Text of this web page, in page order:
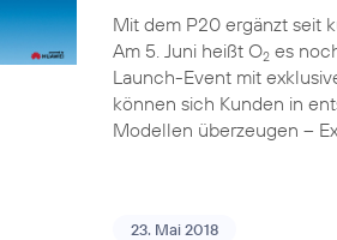
Mit dem P20 ergänzt seit
Am 5. Juni heißt O2 es
Launch-Event mit
können sich Kunden in
Modellen überzeugen –
23. Mai 2018